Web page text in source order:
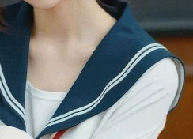
台湾 美国 韩国 日本